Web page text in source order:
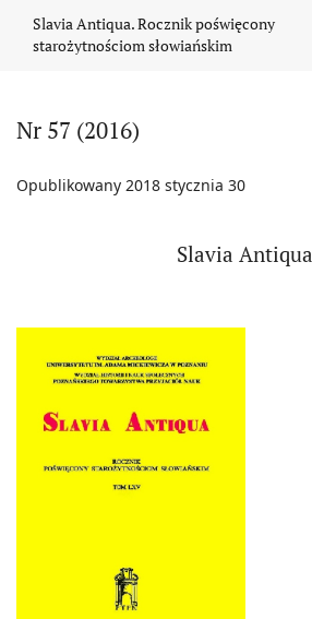
Slavia Antiqua. Rocznik poświęcony
starożytnościom słowiańskim
Nr 57 (2016)
Opublikowany 2018 stycznia 30
Slavia Antiqua